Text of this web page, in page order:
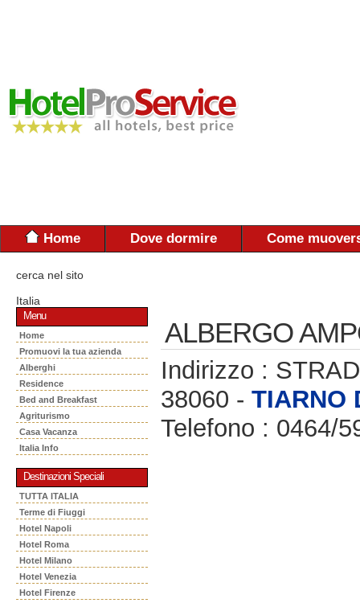
Home Dove dormire Come
cerca nel sito
Italia
Menu
Home
Promuovi la tua azienda
Alberghi
Residence
Bed and Breakfast
Agriturismo
Casa Vacanza
Italia Info
Destinazioni Speciali
TUTTA ITALIA
Terme di Fiuggi
Hotel Napoli
Hotel Roma
Hotel Milano
Hotel Venezia
Hotel Firenze
ALBERGO
Indirizzo :
38060 - TIARNO
Telefono : 0464/